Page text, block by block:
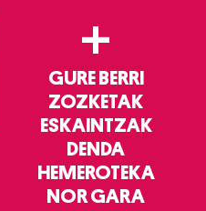
+
GURE BERRI
ZOZKETAK
ESKAINTZAK
DENDA
HEMEROTEKA
NOR GARA